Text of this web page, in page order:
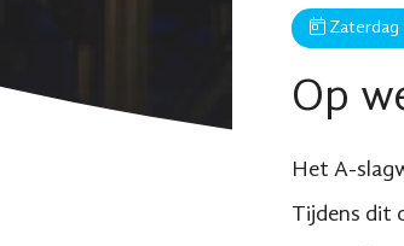
Zaterdag
Op
Het A-
Tijdens dit